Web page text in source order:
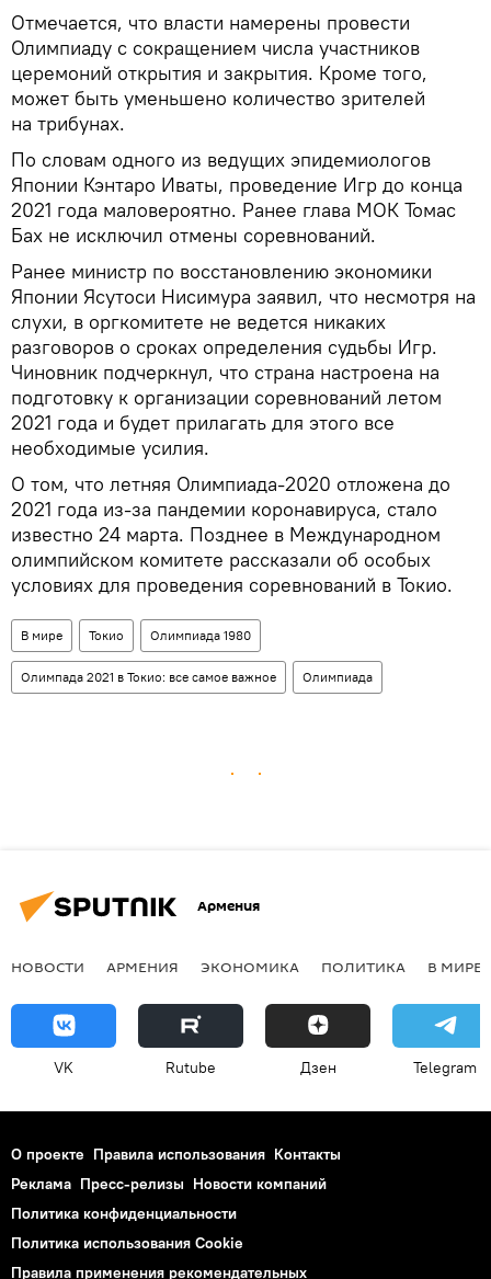
Отмечается, что власти намерены провести
Олимпиаду с сокращением числа участников
церемоний открытия и закрытия. Кроме того,
может быть уменьшено количество зрителей
на трибунах.
По словам одного из ведущих эпидемиологов
Японии Кэнтаро Иваты, проведение Игр до конца
2021 года маловероятно. Ранее глава МОК Томас
Бах не исключил отмены соревнований.
Ранее министр по восстановлению экономики
Японии Ясутоси Нисимура заявил, что несмотря на
слухи, в оргкомитете не ведется никаких
разговоров о сроках определения судьбы Игр.
Чиновник подчеркнул, что страна настроена на
подготовку к организации соревнований летом
2021 года и будет прилагать для этого все
необходимые усилия.
О том, что летняя Олимпиада-2020 отложена до
2021 года из-за пандемии коронавируса, стало
известно 24 марта. Позднее в Международном
олимпийском комитете рассказали об особых
условиях для проведения соревнований в Токио.
В мире Токио Олимпиада 1980
Олимпада 2021 в Токио: все самое важное Олимпиада
Армения
НОВОСТИ АРМЕНИЯ ЭКОНОМИКА ПОЛИТИКА В МИРЕ
VK Rutube Дзен Telegram
О проекте Правила использования Контакты
Реклама Пресс-релизы Новости компаний
Политика конфиденциальности
Политика использования Cookie
Правила применения рекомендательных